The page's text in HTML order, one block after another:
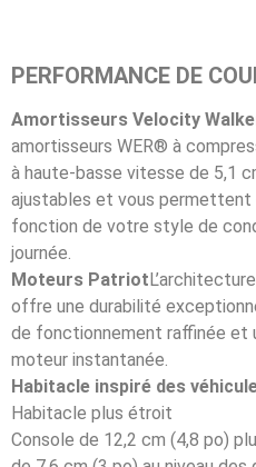
PERFORMANCE DE
Amortisseurs Velocity
amortisseurs WER® à
à haute-basse vitesse de 5,1
ajustables et vous permettent
fonction de votre style de
journée.
Moteurs Patriot
offre une durabilité
de fonctionnement raffinée et
moteur instantanée.
Habitacle inspiré des
Habitacle plus étroit
Console de 12,2 cm (4,8 po)